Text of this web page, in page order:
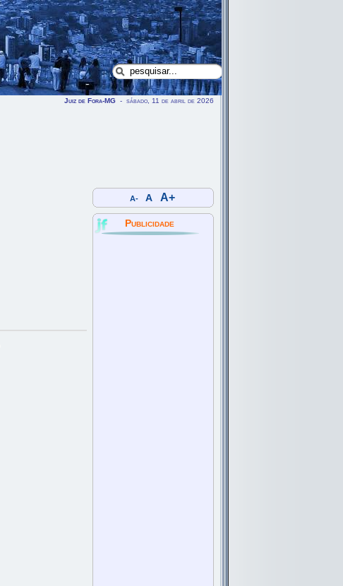
Juiz de Fora-MG - sábado, 11 de abril de 2026
A- A A+
Publicidade